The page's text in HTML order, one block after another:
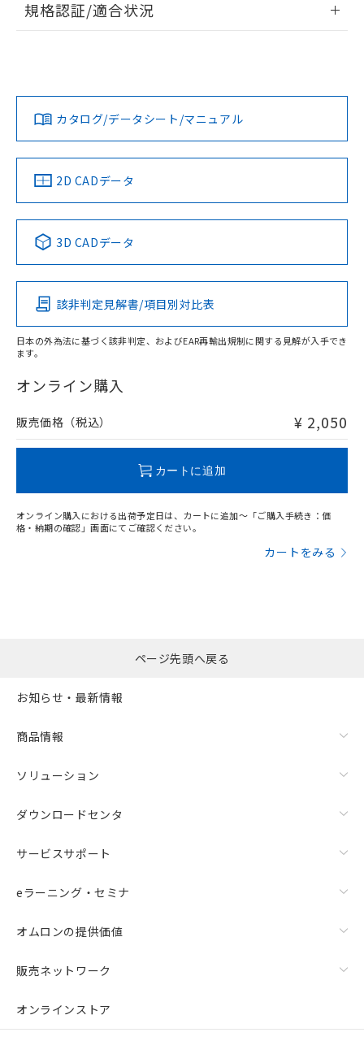
ログイン/会員登録
ダウンロードデータをご利用いただく前に、以下を必ずお読
みください。
ソフトウェアの使用条件
EU RoHS 注意事項・凡例
対応済み
中国 RoHS 注意事項・凡例
Pb Hg Cd Cr(VI)
O
在庫等で未対応品が混在する可能性があります。
問い合わせください。
規格認証/適合状況
LR型式承認
（イギリス
船舶規格）
DNV型式承認
（ノルウェー
BV型式承認
（フランス
KR型式
（韓国
No No No No
この製品の規格認証/適合状況ページへ
その他の認証はこちらのページからご検索ください
カタログ/データシート/マニュアル
2D CADデータ
3D CADデータ
該非判定見解書/項目別対比表
日本の外為法に基づく該非判定、およびEAR再輸出規制に関する見解が入手でき
ます。
オンライン購入
販売価格（税込） ¥ 2,050
カートに追加
オンライン購入における出荷予定日は、カートに追加～「ご購入手続き：価
格・納期の確認」画面にてご確認ください。
カートをみる
欄に対応日を記載しておりました。
既に当社にて対応品への在庫切替を完了
ページ先頭へ戻る
お知らせ・最新情報
商品情報
ソリューション
ダウンロードセンタ
サービスサポート
eラーニング・セミナ
オムロンの提供価値
販売ネットワーク
オンラインストア